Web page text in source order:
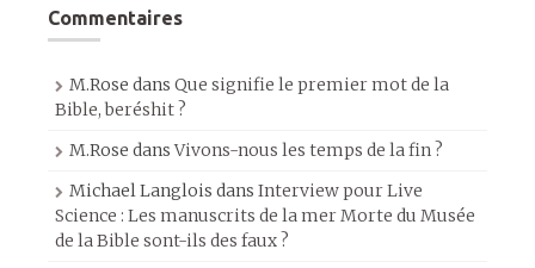
Commentaires
M.Rose dans Que signifie le premier mot de la
Bible, beréshit ?
M.Rose dansVivons-nous les temps de la fin ?
Michael Langlois dans Interview pour Live
Science : Les manuscrits de la mer Morte du Musée
de la Bible sont-ils des faux ?